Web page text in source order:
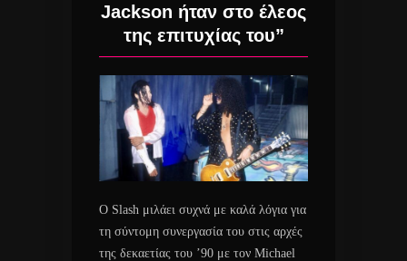
Jackson ήταν στο έλεος
της επιτυχίας του”
Ο Slash μιλάει συχνά με καλά λόγια για
τη σύντομη συνεργασία του στις αρχές
της δεκαετίας του ’90 με τον Michael